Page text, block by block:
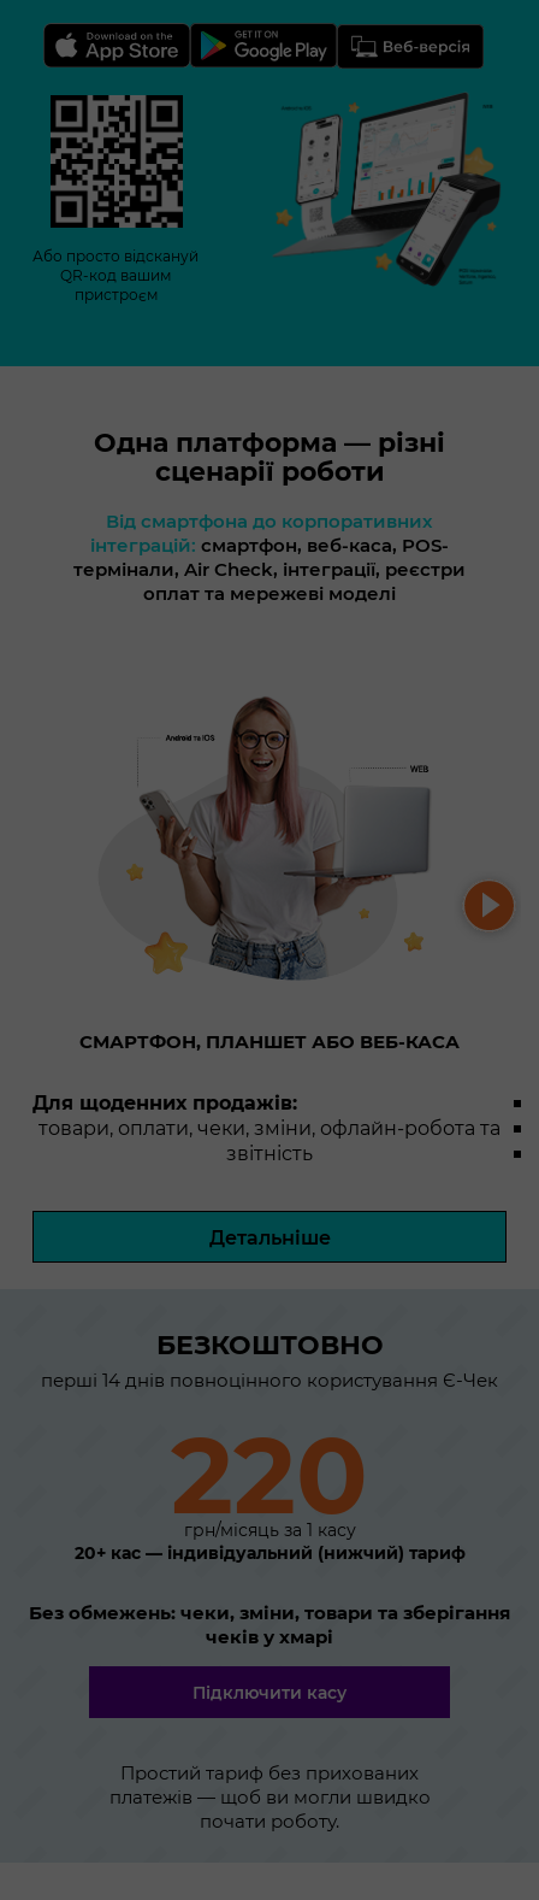
Або просто відскануй
QR-код вашим
пристроєм
Одна платформа — різні
сценарії роботи
Від смартфона до корпоративних
інтеграцій: смартфон, веб-каса, POS-
термінали, Air Check, інтеграції, реєстри
оплат та мережеві моделі
СМАРТФОН, ПЛАНШЕТ АБО ВЕБ-КАСА
Для щоденних продажів:
товари, оплати, чеки, зміни, офлайн-робота та
звітність
Детальніше
БЕЗКОШТОВНО
перші 14 днів повноцінного користування Є-Чек
220
грн/місяць за 1 касу
20+ кас — індивідуальний (нижчий) тариф
Без обмежень: чеки, зміни, товари та зберігання
чеків у хмарі
Підключити касу
Простий тариф без прихованих
платежів — щоб ви могли швидко
почати роботу.